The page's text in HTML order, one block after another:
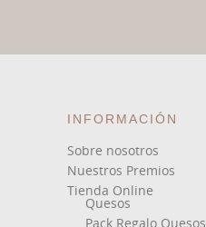
INFORMACIÓN
Sobre nosotros
Nuestros Premios
Tienda Online
Quesos
Pack Regalo Quesos